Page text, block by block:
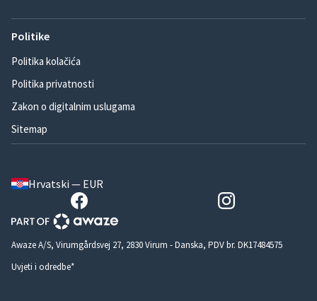
Politike
Politika kolačića
Politika privatnosti
Zakon o digitalnim uslugama
Sitemap
Hrvatski — EUR
Awaze A/S, Virumgårdsvej 27, 2830 Virum - Danska, PDV br. DK17484575
Uvjeti i odredbe*